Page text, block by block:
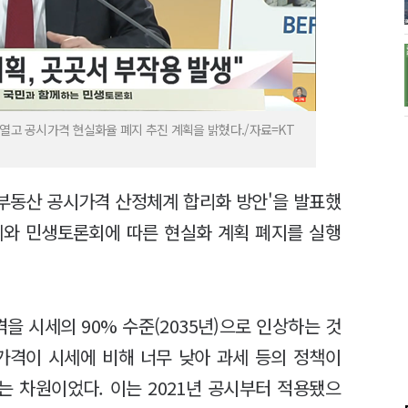
고 공시가격 현실화율 폐지 추진 계획을 밝혔다./자료=KT
산 공시가격 산정체계 합리화 방안'을 발표했
민생토론회에 따른 현실화 계획 폐지를 실행
시세의 90% 수준(2035년)으로 인상하는 것
이 시세에 비해 너무 낮아 과세 등의 정책이
차원이었다. 이는 2021년 공시부터 적용됐으